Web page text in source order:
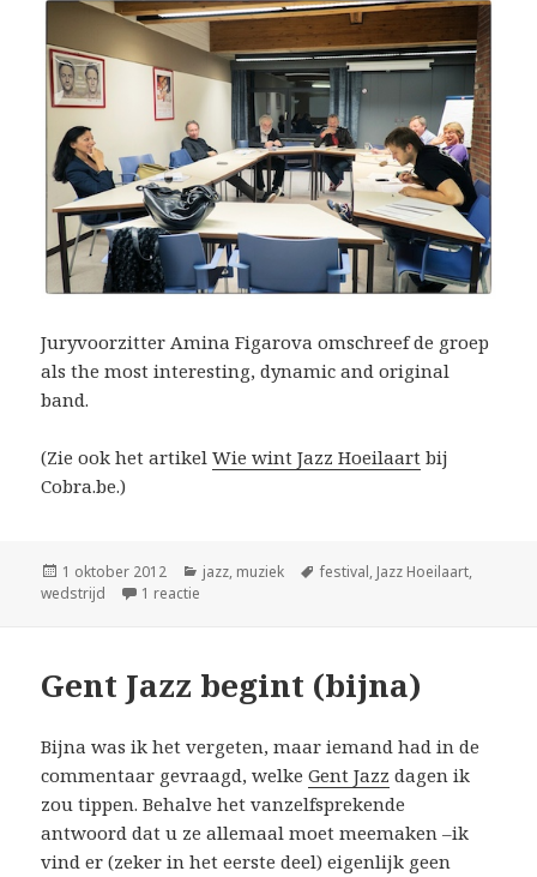
Juryvoorzitter Amina Figarova omschreef de groep
alsthe most interesting, dynamic and original
band.
(Zie ook het artikelWie wint Jazz Hoeilaart bij
Cobra.be.)
Geplaatst
op
1 oktober 2012 Categorieën
jazz, muziek Tags
festival, Jazz Hoeilaart,
wedstrijd
1 reactie
Gent Jazz begint (bijna)
Bijna was ik het vergeten, maar iemand had in de
commentaar gevraagd, welkeGent Jazz dagen ik
zou tippen. Behalve het vanzelfsprekende
antwoord dat u ze allemaal moet meemaken –ik
vind er (zeker in het eerste deel) eigenlijk geen